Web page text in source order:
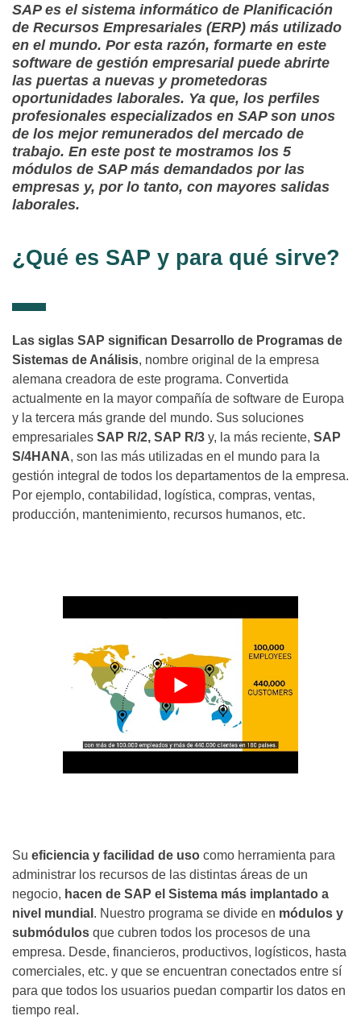
SAP es el sistema informático de Planificación
de Recursos Empresariales (ERP) más utilizado
en el mundo. Por esta razón, formarte en este
software de gestión empresarial puede abrirte
las puertas a nuevas y prometedoras
oportunidades laborales. Ya que, los perfiles
profesionales especializados en SAP son unos
de los mejor remunerados del mercado de
trabajo. En este post te mostramos los 5
módulos de SAP más demandados por las
empresas y, por lo tanto, con mayores salidas
laborales.
¿Qué es SAP y para qué sirve?
Las siglas SAP significan Desarrollo de Programas de
Sistemas de Análisis, nombre original de la empresa
alemana creadora de este programa. Convertida
actualmente en la mayor compañía de software de Europa
y la tercera más grande del mundo. Sus soluciones
empresariales SAP R/2, SAP R/3 y, la más reciente, SAP
S/4HANA, son las más utilizadas en el mundo para la
gestión integral de todos los departamentos de la empresa.
Por ejemplo, contabilidad, logística, compras, ventas,
producción, mantenimiento, recursos humanos, etc.
Su eficiencia y facilidad de uso como herramienta para
administrar los recursos de las distintas áreas de un
negocio, hacen de SAP el Sistema más implantado a
nivel mundial . Nuestro programa se divide en módulos y
submódulos que cubren todos los procesos de una
empresa. Desde, financieros, productivos, logísticos, hasta
comerciales, etc. y que se encuentran conectados entre sí
para que todos los usuarios puedan compartir los datos en
tiempo real.